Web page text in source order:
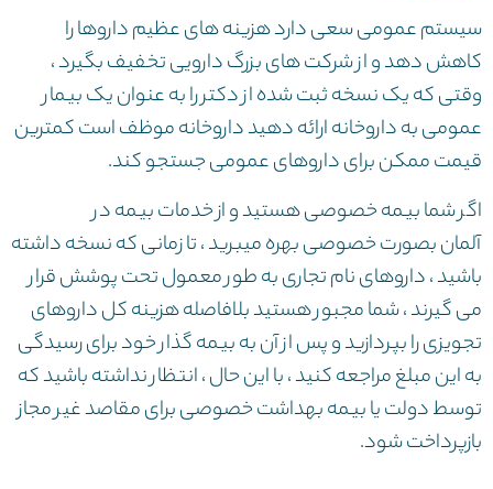
سیستم عمومی سعی دارد هزینه های عظیم داروها را
کاهش دهد و از شرکت های بزرگ دارویی تخفیف بگیرد ،
وقتی که یک نسخه ثبت شده از دکتر را به عنوان یک بیمار
عمومی به داروخانه ارائه دهید داروخانه موظف است کمترین
قیمت ممکن برای داروهای عمومی جستجو کند.
اگر شما بیمه خصوصی هستید و از خدمات بیمه در
آلمان بصورت خصوصی بهره میبرید ، تا زمانی که نسخه داشته
باشید ، داروهای نام تجاری به طور معمول تحت پوشش قرار
می گیرند ، شما مجبور هستید بلافاصله هزینه کل داروهای
تجویزی را بپردازید و پس از آن به بیمه گذار خود برای رسیدگی
به این مبلغ مراجعه کنید ، با این حال ، انتظار نداشته باشید که
توسط دولت یا بیمه بهداشت خصوصی برای مقاصد غیر مجاز
بازپرداخت شود.